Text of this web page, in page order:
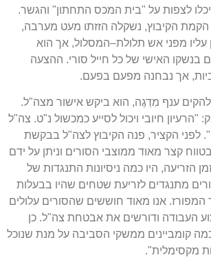
יכלו לצפות על "בית המכס התחתון" והגשר.
הקיבוץ, נשקלה הזזתו מעט מערבה,
עליו מפני אש תלולת–המסלול, אך הוא
בנשקו האישי של כל חייל סורי. ההצעה
, אך נבחנה מפעם בפעם.
ענף מִדְגֶה, הוא ביקש אישור מצה"ל.
: "הרעיון חיובי ויכול לסייע כמכשול נ"ט. צה"ל
". לפני הקציר, פנה הקיבוץ לצה"ל בבקשת
קצר מאוד ממוצבי הסורים וניתן על ידם
הזריעה, היו כמה ניסיונות התנגדות של
מתנגדים לזריעת שטחים שהיו בבעלות
המפורז. אנו מאוד חוששים שהסורים עלולים
העבודה ודורשים את אבטחת צה"ל. כן
קומביינים ממשקי הסביבה על מנת שנוכל
מקסימלית".